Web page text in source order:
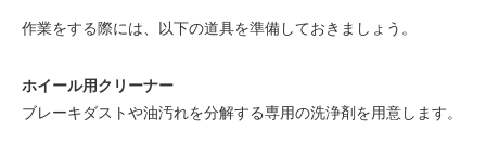
作業をする際には、以下の道具を準備しておきましょう。
ホイール用クリーナー
ブレーキダストや油汚れを分解する専用の洗浄剤を用意します。